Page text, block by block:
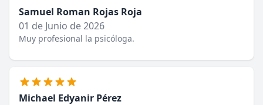
Samuel Roman Rojas Roja
01 de Junio de 2026
Muy profesional la psicóloga.
Michael Edyanir Pérez